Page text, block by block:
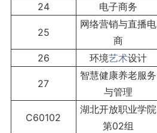
24
电子商务
25
网络营销与直播电
商
26 环境艺术设计
27
智慧健康养老服务
与管理
C60102
湖北开放职业学院
第02组